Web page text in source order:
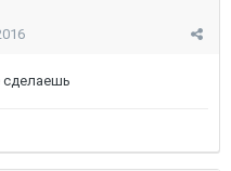
сделаешь